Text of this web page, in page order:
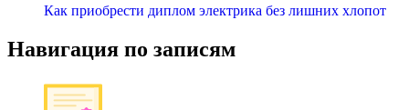
Как приобрести диплом электрика без лишних хлопот
Навигация по записям